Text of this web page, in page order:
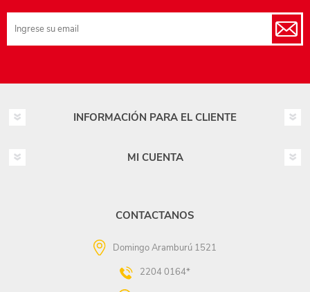
INFORMACIÓN PARA EL CLIENTE
MI CUENTA
CONTACTANOS
Domingo Aramburú 1521
2204 0164*